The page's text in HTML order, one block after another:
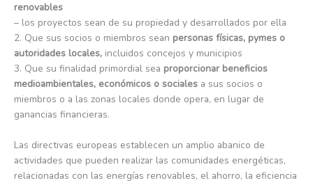
renovables
– los proyectos sean de su propiedad y desarrollados por ella
2. Que sus socios o miembros sean personas físicas, pymes o
autoridades locales, incluidos concejos y municipios
3. Que su finalidad primordial sea proporcionar beneficios
medioambientales, económicos o sociales a sus socios o
miembros o a las zonas locales donde opera, en lugar de
ganancias financieras.
Las directivas europeas establecen un amplio abanico de
actividades que pueden realizar las comunidades energéticas,
relacionadas con las energías renovables, el ahorro, la eficiencia